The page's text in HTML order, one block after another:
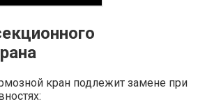
кран подлежит замене при